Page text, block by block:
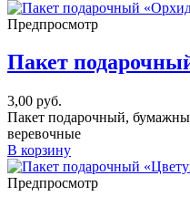
Предпросмотр
Пакет
3,00 руб.
Пакет подарочный,
веревочные
В корзину
Предпросмотр